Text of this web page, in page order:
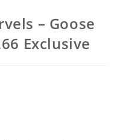
– Goose
Exclusive